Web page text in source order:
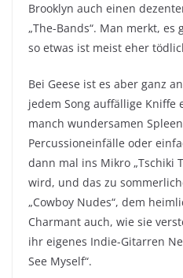
Brooklyn auch einen
„The-Bands“. Man merkt,
so etwas ist meist eher
Bei Geese ist es aber ganz
jedem Song auffällige
manch wundersamen
Percussioneinfälle oder
dann mal ins Mikro „Tschiki
wird, und das zu
„Cowboy Nudes“, dem
Charmant auch, wie sie
ihr eigenes Indie-Gitarren
See Myself“.